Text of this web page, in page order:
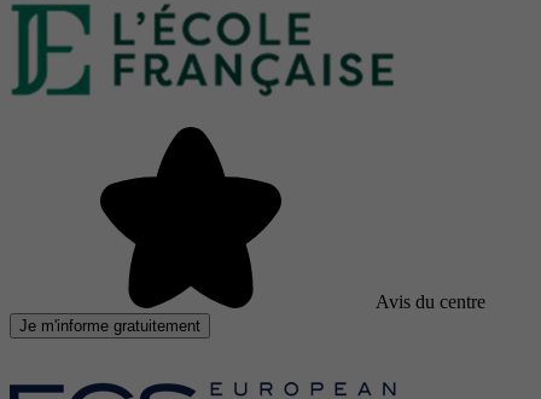
Avis du centre
Je m'informe gratuitement